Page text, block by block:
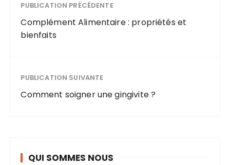
PUBLICATION PRÉCÉDENTE
Complément Alimentaire : propriétés et
bienfaits
PUBLICATION SUIVANTE
Comment soigner une gingivite ?
QUI SOMMES NOUS